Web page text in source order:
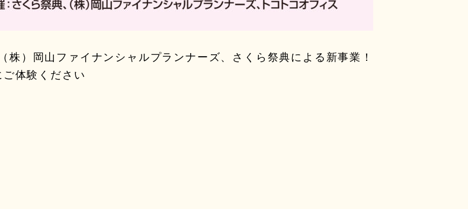
株）岡山ファイナンシャルプランナーズ、さくら祭典による新事業！
体験ください